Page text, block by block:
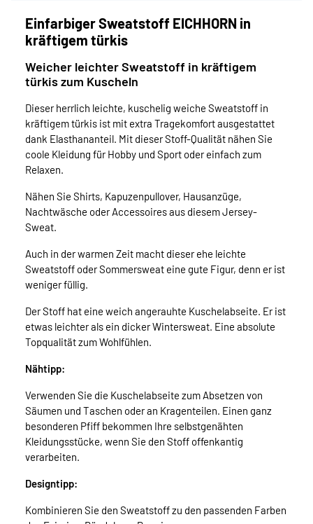
Einfarbiger Sweatstoff EICHHORN in
kräftigem türkis
Weicher leichter Sweatstoff in kräftigem
türkis zum Kuscheln
Dieser herrlich leichte, kuschelig weiche Sweatstoff in
kräftigem türkis ist mit extra Tragekomfort ausgestattet
dank Elasthananteil. Mit dieser Stoff-Qualität nähen Sie
coole Kleidung für Hobby und Sport oder einfach zum
Relaxen.
Nähen Sie Shirts, Kapuzenpullover, Hausanzüge,
Nachtwäsche oder Accessoires aus diesem Jersey-
Sweat.
Auch in der warmen Zeit macht dieser ehe leichte
Sweatstoff oder Sommersweat eine gute Figur, denn er ist
weniger füllig.
Der Stoff hat eine weich angerauhte Kuschelabseite. Er ist
etwas leichter als ein dicker Wintersweat. Eine absolute
Topqualität zum Wohlfühlen.
Nähtipp:
Verwenden Sie die Kuschelabseite zum Absetzen von
Säumen und Taschen oder an Kragenteilen. Einen ganz
besonderen Pfiff bekommen Ihre selbstgenähten
Kleidungsstücke, wenn Sie den Stoff offenkantig
verarbeiten.
Designtipp:
Kombinieren Sie den Sweatstoff zu den passenden Farben